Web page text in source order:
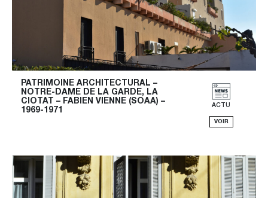
PATRIMOINE ARCHITECTURAL –
NOTRE-DAME DE LA GARDE, LA
CIOTAT – FABIEN VIENNE (SOAA) –
1969-1971
ACTU
VOIR